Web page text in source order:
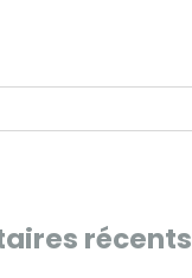
récents